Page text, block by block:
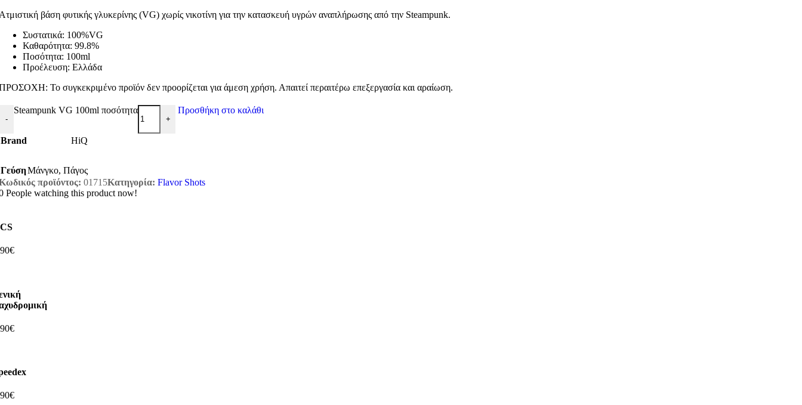
βάση φυτικής γλυκερίνης (VG) χωρίς νικοτίνη για την κατασκευή υγρών αναπλήρωσης από την Steampunk.
Συστατικά: 100%VG
Καθαρότητα: 99.8%
Ποσότητα: 100ml
Προέλευση: Ελλάδα
Το συγκεκριμένο προϊόν δεν προορίζεται για άμεση χρήση. Απαιτεί περαιτέρω επεξεργασία και αραίωση.
-
Steampunk VG 100ml ποσότητα
+
Προσθήκη στο καλάθι
Brand HiQ
ΓεύσηΜάνγκο, Πάγος
προϊόντος: 01715Κατηγορία: Flavor Shots
People watching this product now!